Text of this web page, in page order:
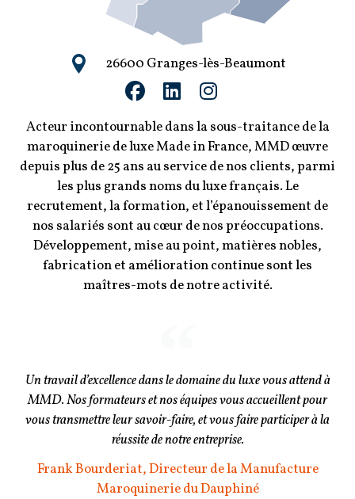
26600 Granges-lès-Beaumont
Acteur incontournable dans la sous-traitance de la
maroquinerie de luxe Made in France, MMD œuvre
depuis plus de 25 ans au service de nos clients, parmi
les plus grands noms du luxe français. Le
recrutement, la formation, et l’épanouissement de
nos salariés sont au cœur de nos préoccupations.
Développement, mise au point, matières nobles,
fabrication et amélioration continue sont les
maîtres-mots de notre activité.
Un travail d’excellence dans le domaine du luxe vous attend à
MMD. Nos formateurs et nos équipes vous accueillent pour
vous transmettre leur savoir-faire, et vous faire participer à la
réussite de notre entreprise.
Frank Bourderiat, Directeur de la Manufacture
Maroquinerie du Dauphiné